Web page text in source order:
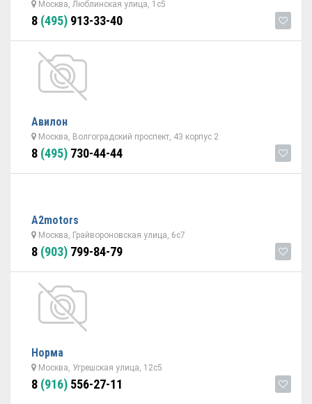
Москва, Люблинская улица, 1с5
8 (495) 913-33-40
Авилон
Москва, Волгоградский проспект, 43 корпус 2
8 (495) 730-44-44
A2motors
Москва, Грайвороновская улица, 6с7
8 (903) 799-84-79
Норма
Москва, Угрешская улица, 12с5
8 (916) 556-27-11